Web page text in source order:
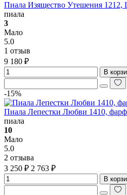
Пиала Изящество Утешения 1212,
пиала
3
Мало
5.0
1 отзыв
9 180 ₽
В
-15%
Пиала Лепестки Любви 1410,
пиала
10
Мало
5.0
2 отзыва
3 250 ₽ 2 763 ₽
В